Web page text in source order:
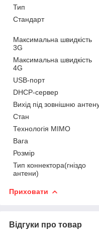
Тип
Стандарт
Максимальна швидкість
3G
Максимальна швидкість
4G
USB-порт
DHCP-сервер
Вихід під зовнішню
Стан
Технологія MIMO
Вага
Розмір
Тип коннектора(гніздо
антени)
Приховати
Відгуки про товар